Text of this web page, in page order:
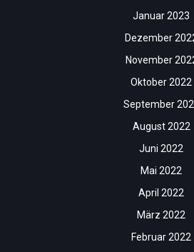
Januar 2023
Dezember
November
Oktober 2022
September
August 2022
Juni 2022
Mai 2022
April 2022
März 2022
Februar 2022